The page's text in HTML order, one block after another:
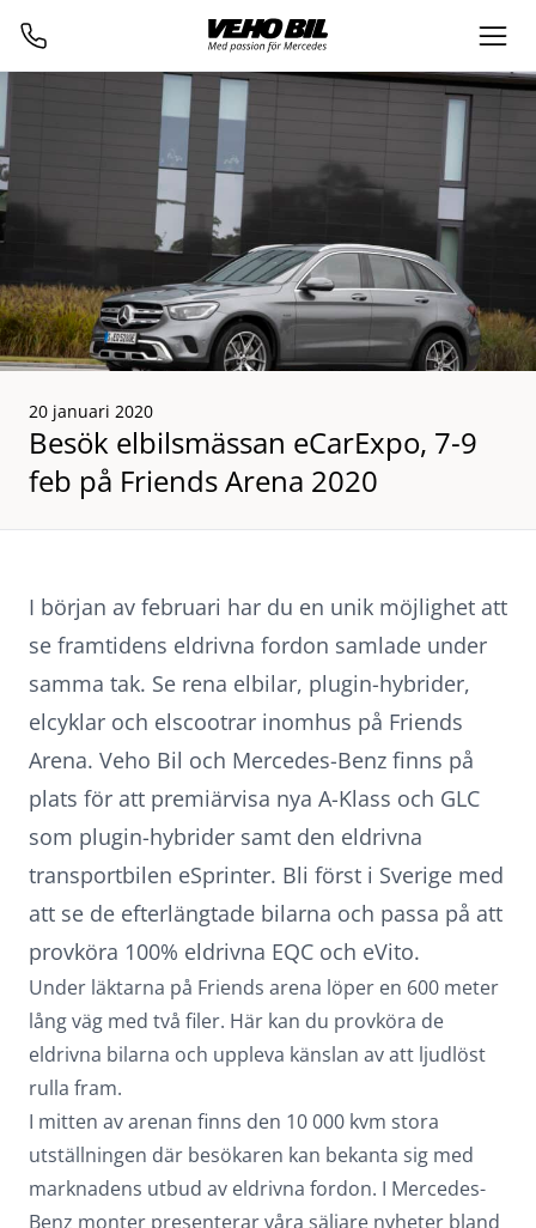
20 januari 2020
Besök elbilsmässan eCarExpo, 7-9
feb på Friends Arena 2020
I början av februari har du en unik möjlighet att
se framtidens eldrivna fordon samlade under
samma tak. Se rena elbilar, plugin-hybrider,
elcyklar och elscootrar inomhus på Friends
Arena. Veho Bil och Mercedes-Benz finns på
plats för att premiärvisa nya A-Klass och GLC
som plugin-hybrider samt den eldrivna
transportbilen eSprinter. Bli först i Sverige med
att se de efterlängtade bilarna och passa på att
provköra 100% eldrivna EQC och eVito.
Under läktarna på Friends arena löper en 600 meter
lång väg med två filer. Här kan du provköra de
eldrivna bilarna och uppleva känslan av att ljudlöst
rulla fram.
I mitten av arenan finns den 10 000 kvm stora
utställningen där besökaren kan bekanta sig med
marknadens utbud av eldrivna fordon. I Mercedes-
Benz monter presenterar våra säljare nyheter bland